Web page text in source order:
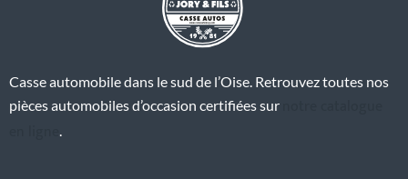
Casse automobile dans le sud de l’Oise. Retrouvez toutes nos
pièces automobiles d’occasion certifiées sur
.